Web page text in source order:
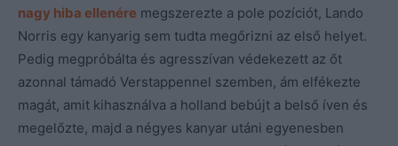
nagy hiba ellenére megszerezte a pole pozíciót, Lando
Norris egy kanyarig sem tudta megőrizni az első helyet.
Pedig megpróbálta és agresszívan védekezett az őt
azonnal támadó Verstappennel szemben, ám elfékezte
magát, amit kihasználva a holland bebújt a belső íven és
megelőzte, majd a négyes kanyar utáni egyenesben